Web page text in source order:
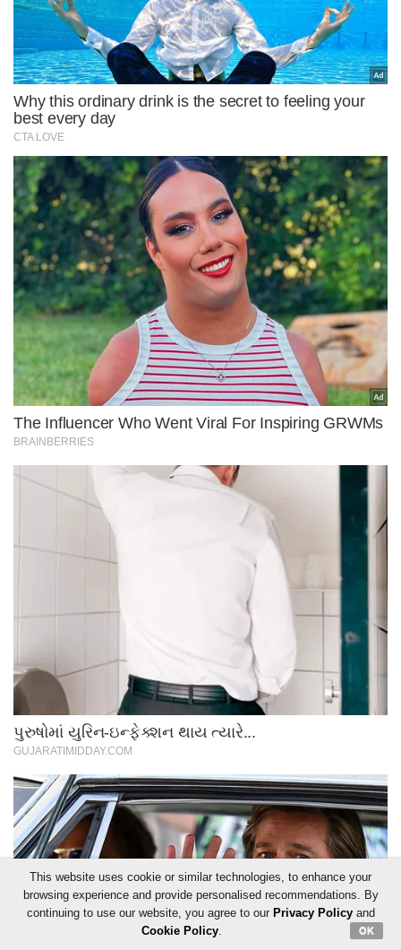
This website uses cookie or similar technologies, to enhance your
browsing experience and provide personalised recommendations. By
continuing to use our website, you agree to our Privacy Policyand
Cookie Policy. OK